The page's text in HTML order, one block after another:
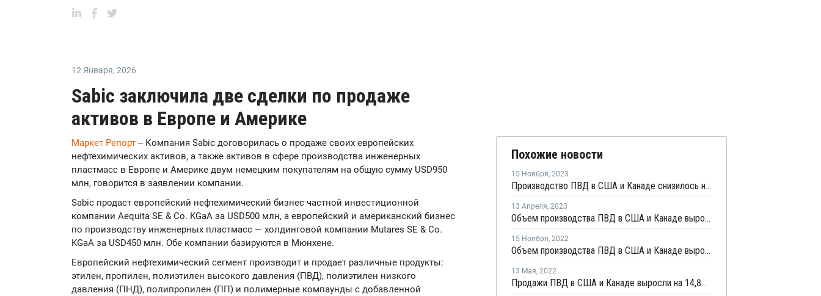
12 Января, 2026
Sabic заключила две сделки по продаже
активов в Европе и Америке
Маркет Репорт -- Компания Sabic договорилась о продаже своих европейских
нефтехимических активов, а также активов в сфере производства инженерных
пластмасс в Европе и Америке двум немецким покупателям на общую сумму USD950
млн, говорится в заявлении компании.
Sabic продаст европейский нефтехимический бизнес частной инвестиционной
компании Aequita SE & Co. KGaA за USD500 млн, а европейский и американский бизнес
по производству инженерных пластмасс — холдинговой компании Mutares SE & Co.
KGaA за USD450 млн. Обе компании базируются в Мюнхене.
Европейский нефтехимический сегмент производит и продает различные продукты:
этилен, пропилен, полиэтилен высокого давления (ПВД), полиэтилен низкого
давления (ПНД), полипропилен (ПП) и полимерные компаунды с добавленной
Похожие новости
15 Ноября, 2023
Производство ПВД в США и Канаде снизилось на 4,4% в октябре
13 Апреля, 2023
Объем производства ПВД в США и Канаде вырос в марте
15 Ноября, 2022
Объем производства ПВД в США и Канаде вырос на 2,4% в октябре
13 Мая, 2022
Продажи ПВД в США и Канаде выросли на 14,8% в январе-марте